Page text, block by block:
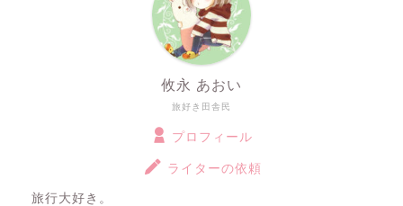
旅好き田舎民
攸永 あおい
プロフィール
ライターの依頼
旅行大好き。